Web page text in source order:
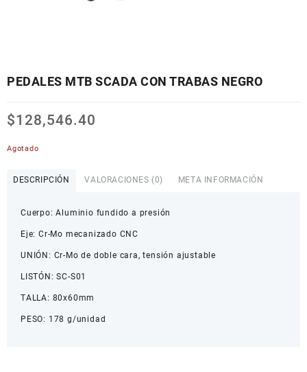
PEDALES MTB SCADA CON TRABAS NEGRO
$128,546.40
Agotado
DESCRIPCIÓN VALORACIONES (0) META INFORMACIÓN
Cuerpo: Aluminio fundido a presión
Eje: Cr-Mo mecanizado CNC
UNIÓN: Cr-Mo de doble cara, tensión ajustable
LISTÓN: SC-S01
TALLA: 80x60mm
PESO: 178 g/unidad